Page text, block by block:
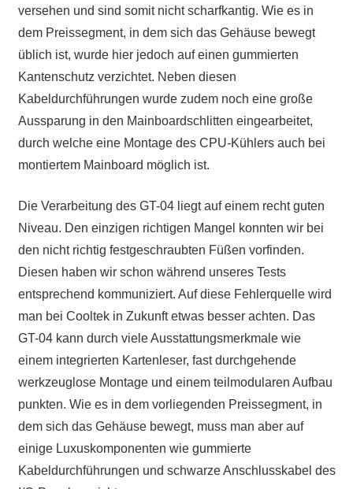
versehen und sind somit nicht scharfkantig. Wie es in
dem Preissegment, in dem sich das Gehäuse bewegt
üblich ist, wurde hier jedoch auf einen gummierten
Kantenschutz verzichtet. Neben diesen
Kabeldurchführungen wurde zudem noch eine große
Aussparung in den Mainboardschlitten eingearbeitet,
durch welche eine Montage des CPU-Kühlers auch bei
montiertem Mainboard möglich ist.
Die Verarbeitung des GT-04 liegt auf einem recht guten
Niveau. Den einzigen richtigen Mangel konnten wir bei
den nicht richtig festgeschraubten Füßen vorfinden.
Diesen haben wir schon während unseres Tests
entsprechend kommuniziert. Auf diese Fehlerquelle wird
man bei Cooltek in Zukunft etwas besser achten. Das
GT-04 kann durch viele Ausstattungsmerkmale wie
einem integrierten Kartenleser, fast durchgehende
werkzeuglose Montage und einem teilmodularen Aufbau
punkten. Wie es in dem vorliegenden Preissegment, in
dem sich das Gehäuse bewegt, muss man aber auf
einige Luxuskomponenten wie gummierte
Kabeldurchführungen und schwarze Anschlusskabel des